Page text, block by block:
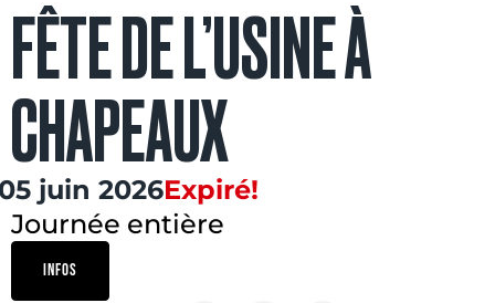
FÊTE DE L’USINE À
CHAPEAUX
juin 2026Expiré!
Journée entière
INFOS